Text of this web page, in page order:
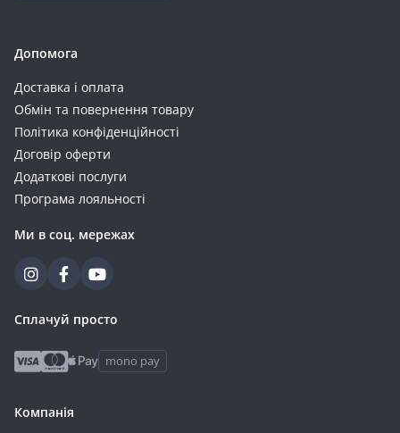
Допомога
Доставка і оплата
Обмін та повернення товару
Політика конфіденційності
Договір оферти
Додаткові послуги
Програма лояльності
Ми в соц. мережах
Сплачуй просто
mono pay
Компанія